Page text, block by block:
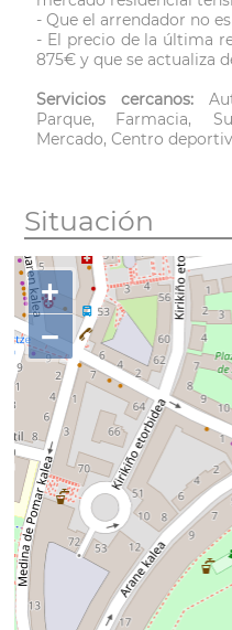
- Que el arrendador no
- El precio de la última
875€ y que se actualiza
Servicios cercanos:
Parque, Farmacia,
Mercado, Centro
Situación
+
−